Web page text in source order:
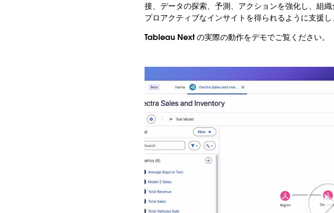
接、データの探索、予測、アクションを強化し、組
プロアクティブなインサイトを得られるように支援し
Tableau Next の実際の動作をデモでご覧ください。